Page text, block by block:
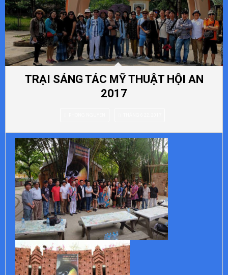
TRẠI SÁNG TÁC MỸ THUẬT HỘI AN
2017